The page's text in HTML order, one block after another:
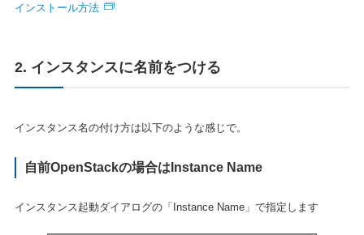
インストール方法
2. インスタンスに名前をつける
インスタンス名の付け方は以下のような感じで。
自前OpenStackの場合はInstance Name
インスタンス起動ダイアログの「Instance Name」で指定します